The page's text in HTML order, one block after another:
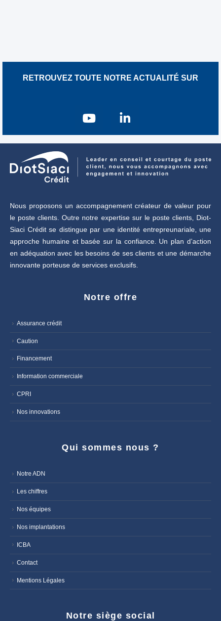
RETROUVEZ TOUTE NOTRE ACTUALITÉ SUR
Nous proposons un accompagnement créateur de valeur pour
le poste clients. Outre notre expertise sur le poste clients, Diot-
Siaci Crédit se distingue par une identité entrepreunariale, une
approche humaine et basée sur la confiance. Un plan d’action
en adéquation avec les besoins de ses clients et une démarche
innovante porteuse de services exclusifs.
Notre offre
Assurance crédit
Caution
Financement
Information commerciale
CPRI
Nos innovations
Qui sommes nous ?
Notre ADN
Les chiffres
Nos équipes
Nos implantations
ICBA
Contact
Mentions Légales
Notre siège social